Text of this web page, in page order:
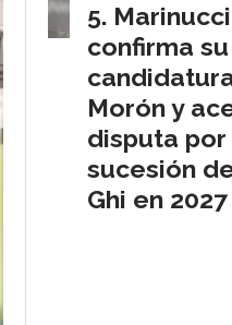
Marinucci
confirma su
Morón y
disputa por
sucesión
Ghi en 2027